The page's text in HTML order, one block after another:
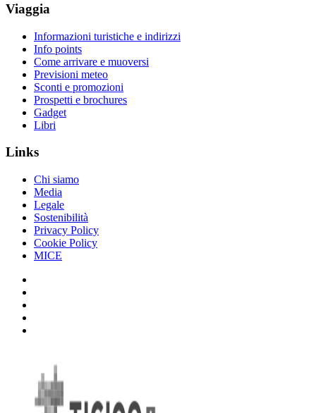
Viaggia
Informazioni turistiche e indirizzi
Info points
Come arrivare e muoversi
Previsioni meteo
Sconti e promozioni
Prospetti e brochures
Gadget
Libri
Links
Chi siamo
Media
Legale
Sostenibilità
Privacy Policy
Cookie Policy
MICE